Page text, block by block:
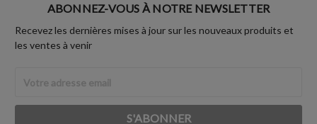
ABONNEZ-VOUS À NOTRE NEWSLETTER
Recevez les dernières mises à jour sur les nouveaux produits et
les ventes à venir
Email